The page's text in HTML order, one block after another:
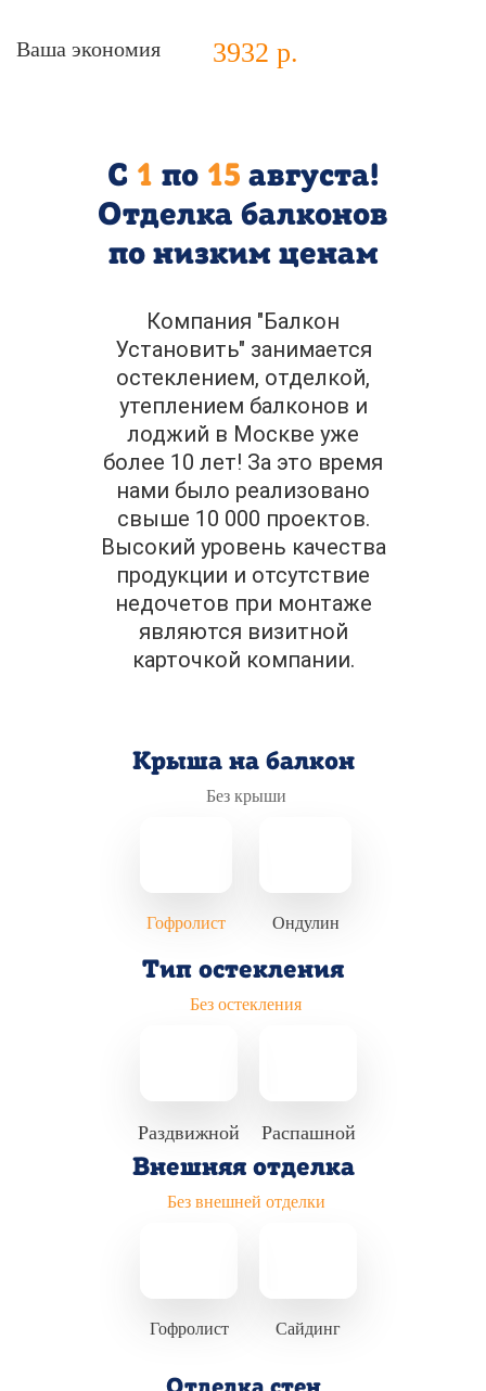
Ваша экономия 3932 р.
С 1 по 15 августа!
Отделка балконов
по низким ценам
Компания "Балкон
Установить" занимается
остеклением, отделкой,
утеплением балконов и
лоджий в Москве уже
более 10 лет! За это время
нами было реализовано
свыше 10 000 проектов.
Высокий уровень качества
продукции и отсутствие
недочетов при монтаже
являются визитной
карточкой компании.
Крыша на балкон
Без крыши
Гофролист Ондулин
Тип остекления
Без остекления
Раздвижной Распашной
Внешняя отделка
Без внешней отделки
Гофролист Сайдинг